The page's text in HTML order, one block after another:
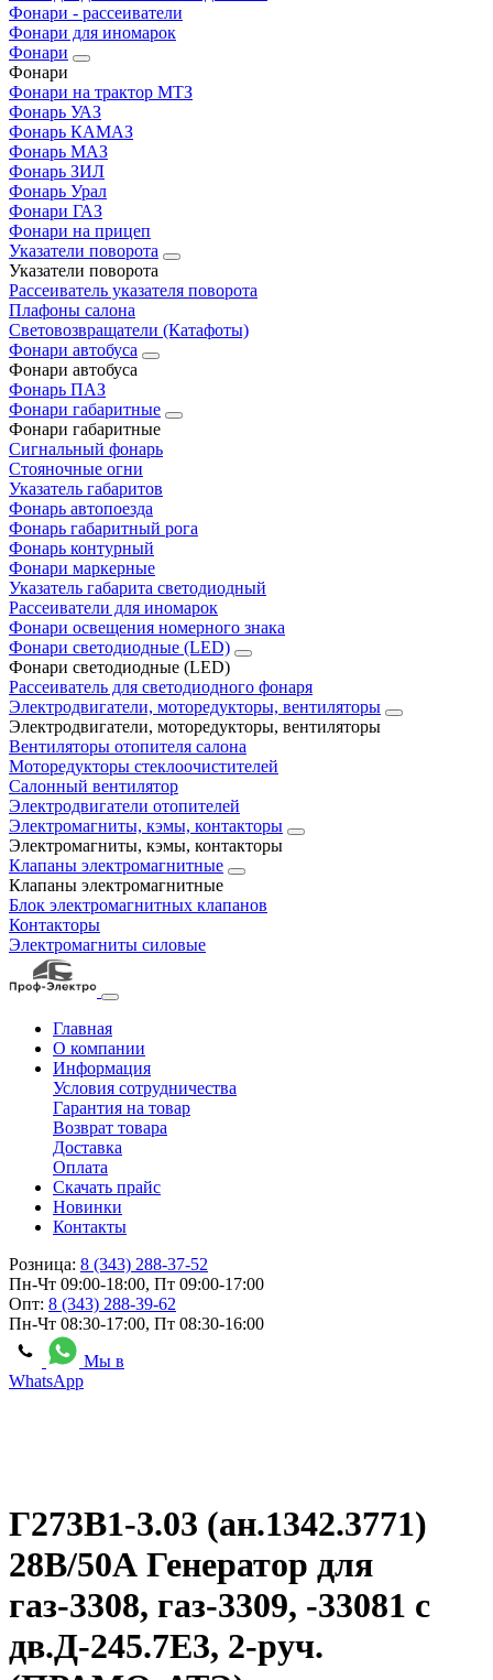
Фонари - рассеиватели
Фонари для иномарок
Фонари
Фонари
Фонари на трактор МТЗ
Фонарь УАЗ
Фонарь КАМАЗ
Фонарь МАЗ
Фонарь ЗИЛ
Фонарь Урал
Фонари ГАЗ
Фонари на прицеп
Указатели поворота
Указатели поворота
Рассеиватель указателя поворота
Плафоны салона
Световозвращатели (Катафоты)
Фонари автобуса
Фонари автобуса
Фонарь ПАЗ
Фонари габаритные
Фонари габаритные
Сигнальный фонарь
Стояночные огни
Указатель габаритов
Фонарь автопоезда
Фонарь габаритный рога
Фонарь контурный
Фонари маркерные
Указатель габарита светодиодный
Рассеиватели для иномарок
Фонари освещения номерного знака
Фонари светодиодные (LED)
Фонари светодиодные (LED)
Рассеиватель для светодиодного фонаря
Электродвигатели, моторедукторы, вентиляторы
Электродвигатели, моторедукторы, вентиляторы
Вентиляторы отопителя салона
Моторедукторы стеклоочистителей
Салонный вентилятор
Электродвигатели отопителей
Электромагниты, кэмы, контакторы
Электромагниты, кэмы, контакторы
Клапаны электромагнитные
Клапаны электромагнитные
Блок электромагнитных клапанов
Контакторы
Электромагниты силовые
Главная
О компании
Информация
Условия сотрудничества
Гарантия на товар
Возврат товара
Доставка
Оплата
Скачать прайс
Новинки
Контакты
Розница: 8 (343) 288-37-52
Пн-Чт 09:00-18:00, Пт 09:00-17:00
Опт: 8 (343) 288-39-62
Пн-Чт 08:30-17:00, Пт 08:30-16:00
Мы в
WhatsApp
Г273В1-3.03 (ан.1342.3771)
28В/50А Генератор для
газ-3308, газ-3309, -33081 с
дв.Д-245.7Е3, 2-руч.